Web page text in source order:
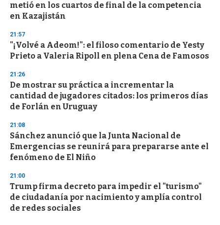
metió en los cuartos de final de la competencia
en Kazajistán
21:57
"¡Volvé a Adeom!": el filoso comentario de Yesty
Prieto a Valeria Ripoll en plena Cena de Famosos
21:26
De mostrar su práctica a incrementar la
cantidad de jugadores citados: los primeros días
de Forlán en Uruguay
21:08
Sánchez anunció que la Junta Nacional de
Emergencias se reunirá para prepararse ante el
fenómeno de El Niño
21:00
Trump firma decreto para impedir el "turismo"
de ciudadanía por nacimiento y amplía control
de redes sociales